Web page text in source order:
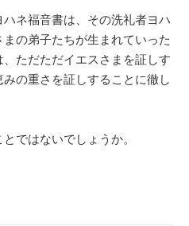
ネ福音書は、その洗礼者ヨハ
の弟子たちが生まれていった
ただただイエスさまを証しす
の重さを証しすることに徹し
ではないでしょうか。